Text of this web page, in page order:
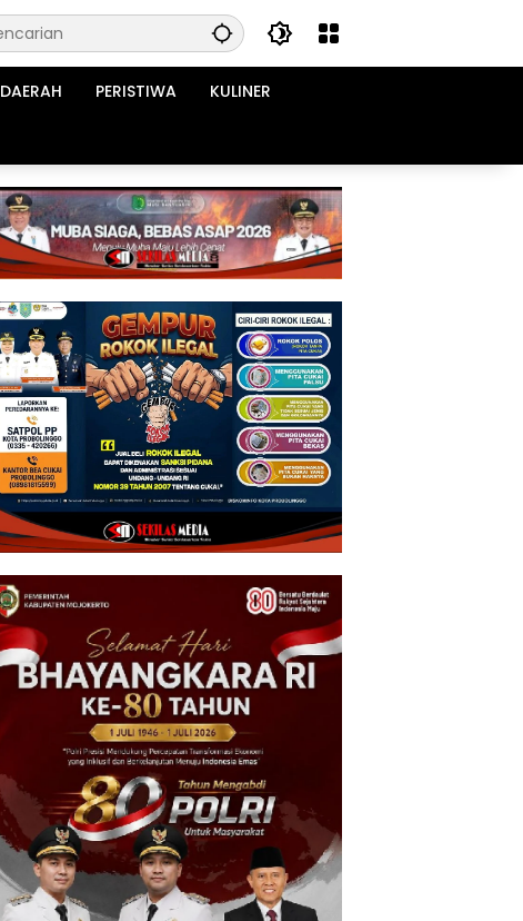
DAERAH PERISTIWA KULINER